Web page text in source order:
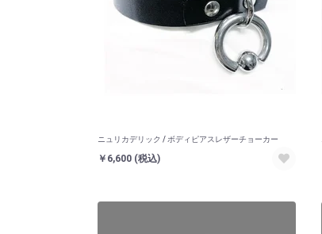
ニュリカデリック / ボディピアスレザーチョーカー
￥6,600 (税込)